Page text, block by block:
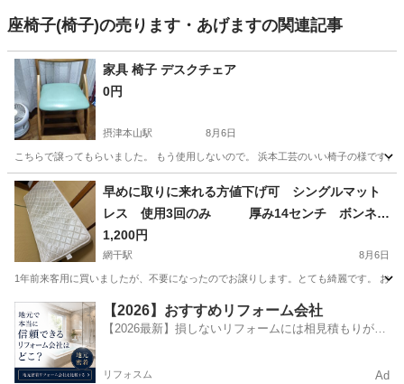
座椅子(椅子)の売ります・あげますの関連記事
家具 椅子 デスクチェア
0円
摂津本山駅 8月6日
こちらで譲ってもらいました。 もう使用しないので。 浜本工芸のいい椅子の様です。
兵庫 神戸市 摂津本山駅 椅子 ダイニング
早めに取りに来れる方値下げ可 シングルマット
レス 使用3回のみ 厚み14センチ ボンネル
コイル
1,200円
網干駅 8月6日
1年前来客用に買いましたが、不要になったのでお譲りします。とても綺麗です。 お
兵庫 揖保郡 網干駅 寝具
【2026】おすすめリフォーム会社
【2026最新】損しないリフォームには相見積もりが不
リフォスム Ad